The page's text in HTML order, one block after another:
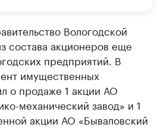
Вологодской
состава акционеров еще
предприятий. В
имущественных
о продаже 1 акции АО
механический завод» и 1
акции АО «Бываловский